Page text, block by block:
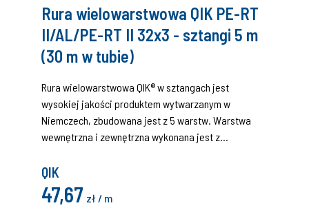
Rura wielowarstwowa QIK PE-RT
II/AL/PE-RT II 32x3 - sztangi 5 m
(30 m w tubie)
Rura wielowarstwowa QIK® w sztangach jest
wysokiej jakości produktem wytwarzanym w
Niemczech, zbudowana jest z 5 warstw. Warstwa
wewnętrzna i zewnętrzna wykonana jest z
zwiększoną wytrzymałością na wysoką temperaturę.
Środkową warstwą jest aluminiowa rura spawana na
zakładkę ultradźwiękowo lub laserowo,
QIK
47,67 zł / m